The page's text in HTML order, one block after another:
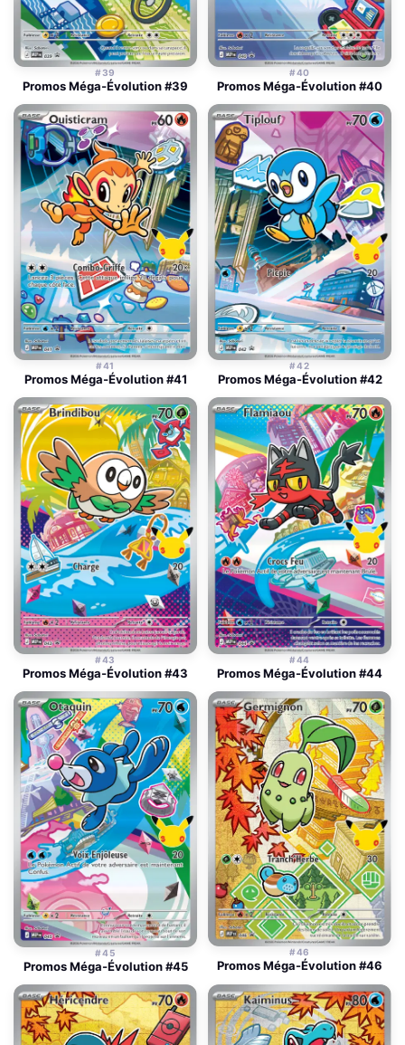
#39
Promos Méga-Évolution #39
#40
Promos Méga-Évolution #40
#41
Promos Méga-Évolution #41
#42
Promos Méga-Évolution #42
#43
Promos Méga-Évolution #43
#44
Promos Méga-Évolution #44
#45
Promos Méga-Évolution #45
#46
Promos Méga-Évolution #46